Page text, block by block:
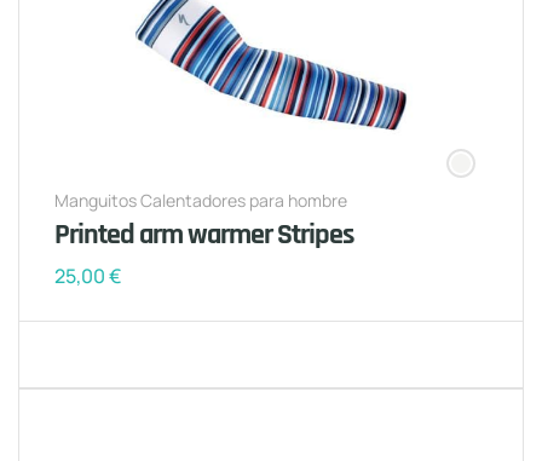
Manguitos Calentadores para hombre
Printed arm warmer Stripes
25,00€